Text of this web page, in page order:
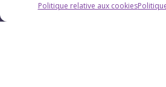
Politique relative aux cookies